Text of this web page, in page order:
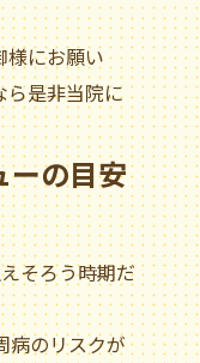
にお願い
是非当院に
ーの目安
そろう時期だ
病のリスクが